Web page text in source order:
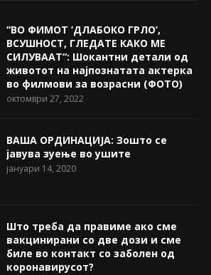
“ВО ФИМОТ ‘ДЛАБОКО ГРЛО’,
ВСУШНОСТ, ГЛЕДАТЕ КАКО МЕ
СИЛУВААТ“: Шокантни детали од
животот на најпознатата актерка
во филмови за возрасни (ФОТО)
октомври 27, 2022
ВАША ОРДИНАЦИЈА: Зошто се
јавува зуење во ушите
јануари 14, 2020
Што треба да правиме ако сме
вакцинирани со две дози и сме
биле во контакт со заболен од
коронавирусот?